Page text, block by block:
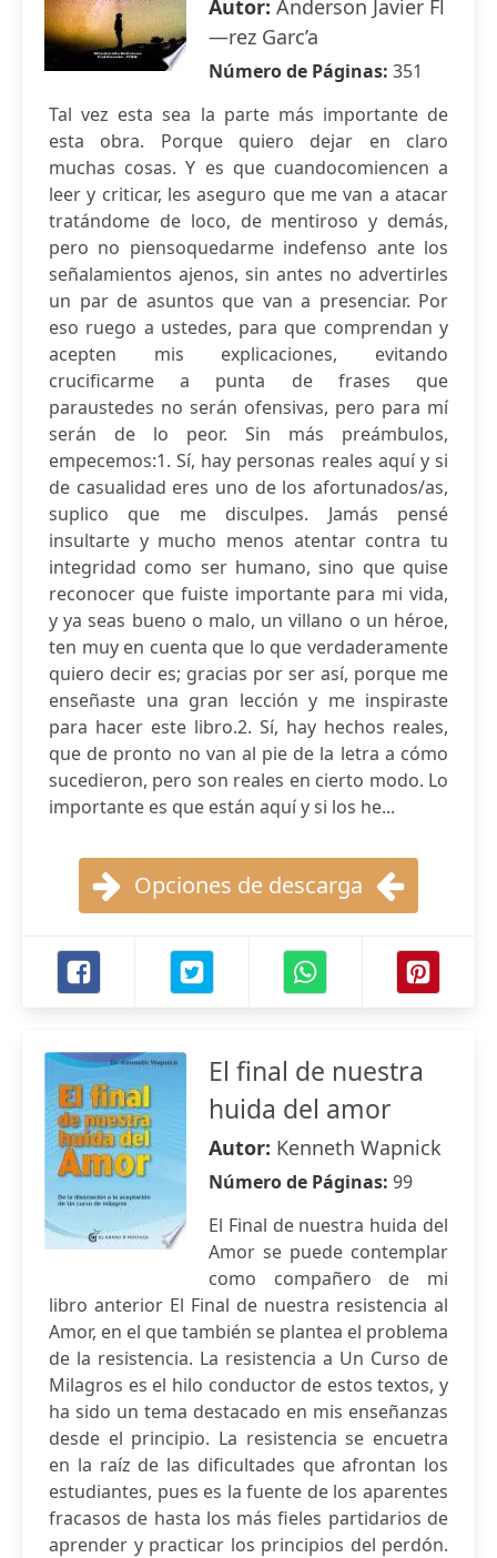
Autor: Anderson Javier Fl
—rez Garc’a
Número de Páginas: 351
Tal vez esta sea la parte más importante de
esta obra. Porque quiero dejar en claro
muchas cosas. Y es que cuandocomiencen a
leer y criticar, les aseguro que me van a atacar
tratándome de loco, de mentiroso y demás,
pero no piensoquedarme indefenso ante los
señalamientos ajenos, sin antes no advertirles
un par de asuntos que van a presenciar. Por
eso ruego a ustedes, para que comprendan y
acepten mis explicaciones, evitando
crucificarme a punta de frases que
paraustedes no serán ofensivas, pero para mí
serán de lo peor. Sin más preámbulos,
empecemos:1. Sí, hay personas reales aquí y si
de casualidad eres uno de los afortunados/as,
suplico que me disculpes. Jamás pensé
insultarte y mucho menos atentar contra tu
integridad como ser humano, sino que quise
reconocer que fuiste importante para mi vida,
y ya seas bueno o malo, un villano o un héroe,
ten muy en cuenta que lo que verdaderamente
quiero decir es; gracias por ser así, porque me
enseñaste una gran lección y me inspiraste
para hacer este libro.2. Sí, hay hechos reales,
que de pronto no van al pie de la letra a cómo
sucedieron, pero son reales en cierto modo. Lo
importante es que están aquí y si los he...
Opciones de descarga
El final de nuestra
huida del amor
Autor: Kenneth Wapnick
Número de Páginas: 99
El Final de nuestra huida del
Amor se puede contemplar
como compañero de mi
libro anterior El Final de nuestra resistencia al
Amor, en el que también se plantea el problema
de la resistencia. La resistencia a Un Curso de
Milagros es el hilo conductor de estos textos, y
ha sido un tema destacado en mis enseñanzas
desde el principio. La resistencia se encuetra
en la raíz de las dificultades que afrontan los
estudiantes, pues es la fuente de los aparentes
fracasos de hasta los más fieles partidarios de
aprender y practicar los principios del perdón.